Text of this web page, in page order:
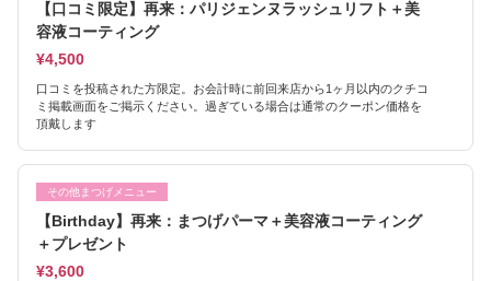
【口コミ限定】再来：パリジェンヌラッシュリフト＋美
容液コーティング
¥4,500
口コミを投稿された方限定。お会計時に前回来店から1ヶ月以内のクチコ
ミ掲載画面をご掲示ください。過ぎている場合は通常のクーポン価格を
頂戴します
その他まつげメニュー
【Birthday】再来：まつげパーマ＋美容液コーティング
＋プレゼント
¥3,600